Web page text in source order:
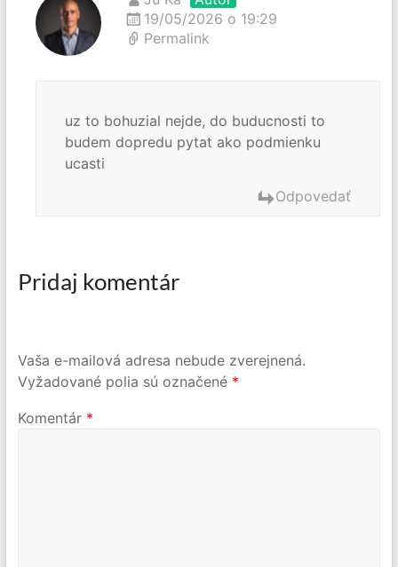
19/05/2026 o 19:29
Permalink
uz to bohuzial nejde, do buducnosti to
budem dopredu pytat ako podmienku
ucasti
Odpovedať
Pridaj komentár
Vaša e-mailová adresa nebude zverejnená.
Vyžadované polia sú označené *
Komentár *